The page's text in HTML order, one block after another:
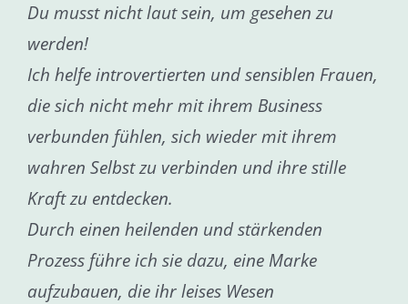
Du musst nicht laut sein, um gesehen zu
werden!
Ich helfe introvertierten und sensiblen Frauen,
die sich nicht mehr mit ihrem Business
verbunden fühlen, sich wieder mit ihrem
wahren Selbst zu verbinden und ihre stille
Kraft zu entdecken.
Durch einen heilenden und stärkenden
Prozess führe ich sie dazu, eine Marke
aufzubauen, die ihr leises Wesen